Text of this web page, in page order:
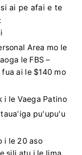
ai pe afai e te
Area mo le
le FBS –
ai le $140 mo
i le Vaega Patino
pu'upu'u
i le 20 aso